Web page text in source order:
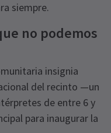
siempre.
no podemos
insignia
del recinto —un
de entre 6 y
para inaugurar la